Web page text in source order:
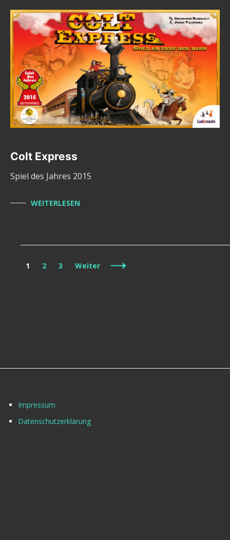
Colt Express
Spiel des Jahres 2015
WEITERLESEN
Beitragsnavigation
Seite
1 Seite
2 Seite
3 Weiter
Impressum
Datenschutzerklärung